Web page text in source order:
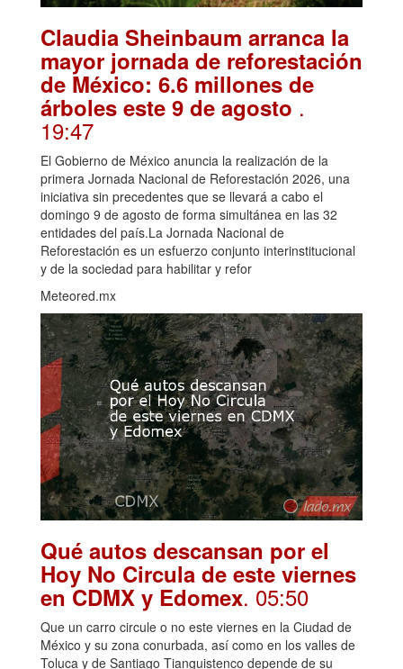
Claudia Sheinbaum arranca la
mayor jornada de reforestación
de México: 6.6 millones de
árboles este 9 de agosto .
19:47
El Gobierno de México anuncia la realización de la
primera Jornada Nacional de Reforestación 2026, una
iniciativa sin precedentes que se llevará a cabo el
domingo 9 de agosto de forma simultánea en las 32
entidades del país.La Jornada Nacional de
Reforestación es un esfuerzo conjunto interinstitucional
y de la sociedad para habilitar y refor
Meteored.mx
Qué autos descansan por el
Hoy No Circula de este viernes
en CDMX y Edomex. 05:50
Que un carro circule o no este viernes en la Ciudad de
México y su zona conurbada, así como en los valles de
Toluca y de Santiago Tianguistenco depende de su